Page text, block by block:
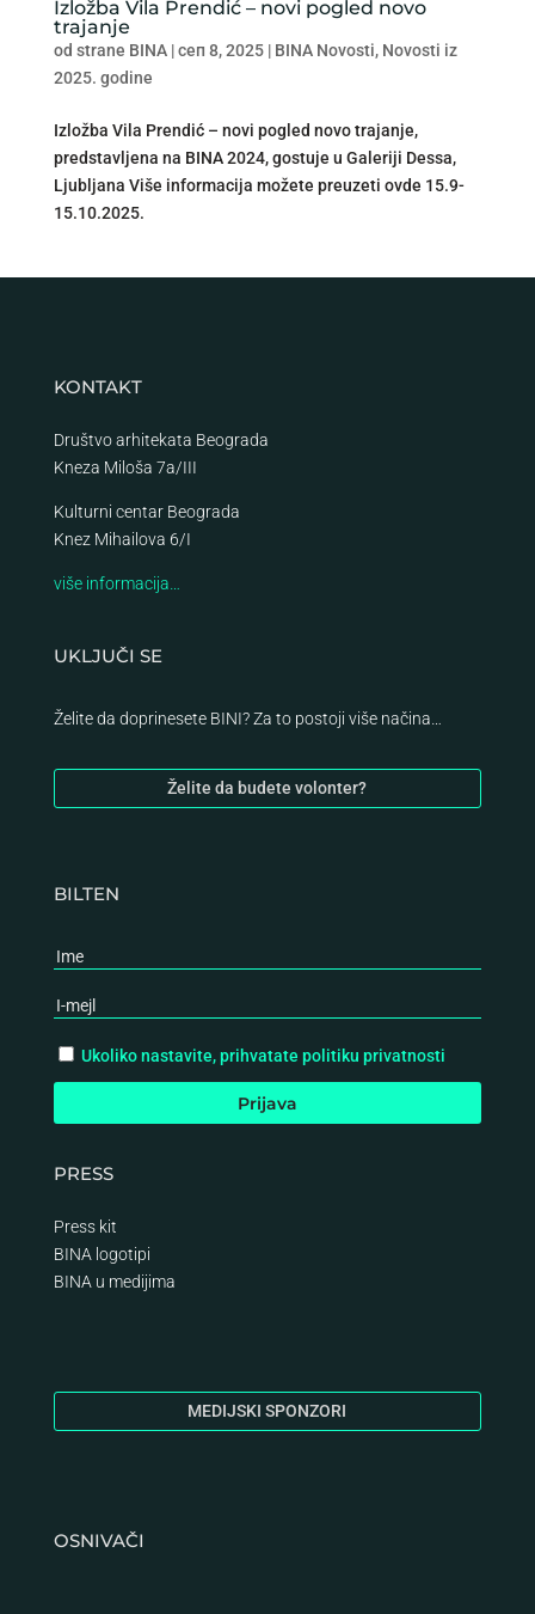
Izložba Vila Prendić – novi pogled novo
trajanje
od strane BINA|сеп 8, 2025| BINA Novosti, Novosti iz
2025. godine
Izložba Vila Prendić – novi pogled novo trajanje,
predstavljena na BINA 2024, gostuje u Galeriji Dessa,
Ljubljana Više informacija možete preuzeti ovde 15.9-
15.10.2025.
KONTAKT
Društvo arhitekata Beograda
Kneza Miloša 7a/III
Kulturni centar Beograda
Knez Mihailova 6/I
više informacija…
UKLJUČI SE
Želite da doprinesete BINI? Za to postoji više načina…
Želite da budete volonter?
BILTEN
Ukoliko nastavite, prihvatate politiku privatnosti
PRESS
Press kit
BINA logotipi
BINA u medijima
MEDIJSKI SPONZORI
OSNIVAČI